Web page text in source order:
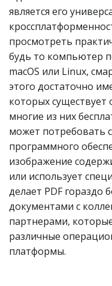
является его
просмотреть
будь то компьютер
macOS или Linux,
этого достаточно
которых
многие из них
может потребовать
программного
изображение
или использует
делает PDF гораздо
документами с
партнерами,
различные
платформы.